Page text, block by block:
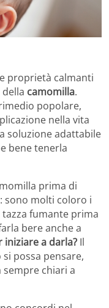
proprietà calmanti
camomilla.
popolare,
nella vita
soluzione adattabile
bene tenerla
prima di
sono molti coloro i
fumante prima
bere anche a
a darla? Il
possa pensare,
chiari a